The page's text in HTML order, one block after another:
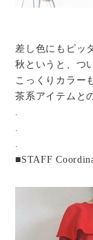
差し色にもピッ
秋というと、つ
こっくりカラー
茶系アイテムと
.
.
.
■STAFF